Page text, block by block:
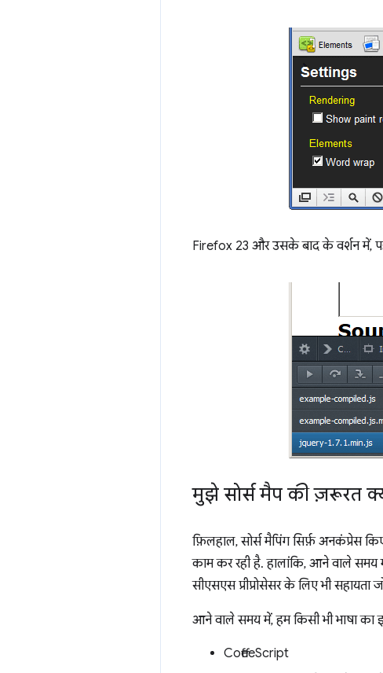
Firefox 23 और उसके बाद के वर्शन में,
मुझे सोर्स मैप की ज़रूरत
फ़िलहाल, सोर्स मैपिंग सिर्फ़ अनकंप्रेस
काम कर रही है. हालांकि, आने वाले
सीएसएस प्रीप्रोसेसर के लिए भी सहायता
आने वाले समय में, हम किसी भी भाषा का
CoffeeScript